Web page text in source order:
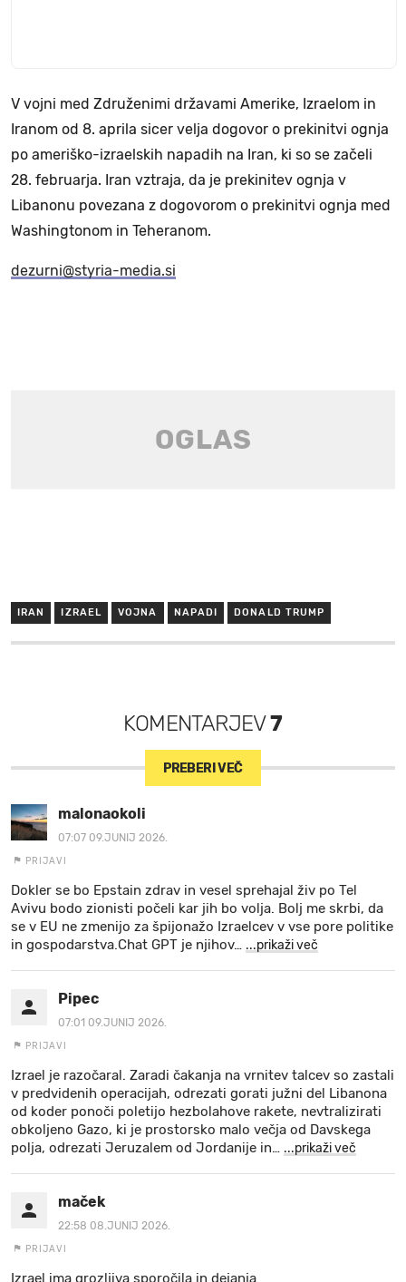
V vojni med Združenimi državami Amerike, Izraelom in
Iranom od 8. aprila sicer velja dogovor o prekinitvi ognja
po ameriško-izraelskih napadih na Iran, ki so se začeli
28. februarja. Iran vztraja, da je prekinitev ognja v
Libanonu povezana z dogovorom o prekinitvi ognja med
Washingtonom in Teheranom.
dezurni@styria-media.si
IRAN IZRAEL VOJNA NAPADI DONALD TRUMP
KOMENTARJEV7
PREBERI VEČ
malonaokoli
07:07 09.JUNIJ 2026.
PRIJAVI
Dokler se bo Epstain zdrav in vesel sprehajal živ po Tel
Avivu bodo zionisti počeli kar jih bo volja. Bolj me skrbi, da
se v EU ne zmenijo za špijonažo Izraelcev v vse pore politike
in gospodarstva.Chat GPT je njihov… ...prikaži več
Pipec
07:01 09.JUNIJ 2026.
PRIJAVI
Izrael je razočaral. Zaradi čakanja na vrnitev talcev so zastali
v predvidenih operacijah, odrezati gorati južni del Libanona
od koder ponoči poletijo hezbolahove rakete, nevtralizirati
obkoljeno Gazo, ki je prostorsko malo večja od Davskega
polja, odrezati Jeruzalem od Jordanije in… ...prikaži več
maček
22:58 08.JUNIJ 2026.
PRIJAVI
Izrael ima grozljiva sporočila in dejanja